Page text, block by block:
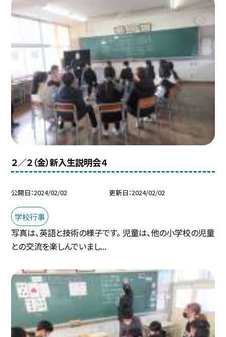
２／２（金）新入生説明会４
公開日 2024/02/02 更新日 2024/02/02
学校行事
写真は、英語と技術の様子です。 児童は、他の小学校の児童
との交流を楽しんでいまし...